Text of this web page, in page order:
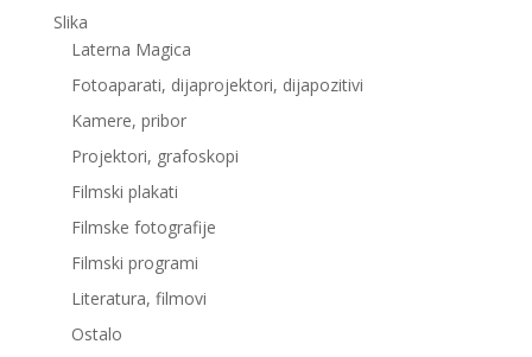
Slika
Laterna Magica
Fotoaparati, dijaprojektori, dijapozitivi
Kamere, pribor
Projektori, grafoskopi
Filmski plakati
Filmske fotografije
Filmski programi
Literatura, filmovi
Ostalo